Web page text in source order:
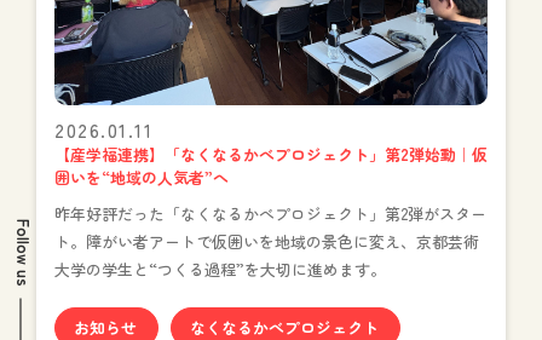
Follow us
2026.01.11
【産学福連携】「なくなるかべプロジェクト」第2弾始動｜仮
囲いを“地域の人気者”へ
昨年好評だった「なくなるかべプロジェクト」第2弾がスター
ト。障がい者アートで仮囲いを地域の景色に変え、京都芸術
大学の学生と“つくる過程”を大切に進めます。
お知らせ なくなるかべプロジェクト